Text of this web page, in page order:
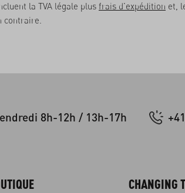
la TVA légale plus frais d'expédition et,
contraire.
8h-12h / 13h-17h
CHANGING